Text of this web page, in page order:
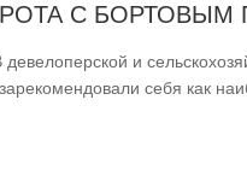
С БОРТОВЫМ
и
себя как
у них больше нет передних…